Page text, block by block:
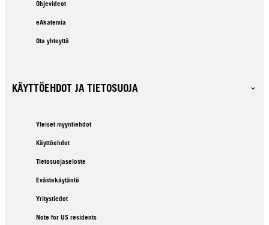
Ohjevideot
eAkatemia
Ota yhteyttä
KÄYTTÖEHDOT JA TIETOSUOJA
Yleiset myyntiehdot
Käyttöehdot
Tietosuojaseloste
Evästekäytäntö
Yritystiedot
Note for US residents